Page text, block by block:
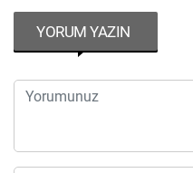
YORUM YAZIN